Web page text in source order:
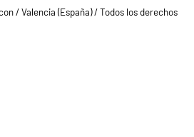
/ Valencia (España) / Todos los derechos